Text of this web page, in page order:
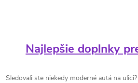
Najlepšie doplnky
Sledovali ste niekedy moderné autá na